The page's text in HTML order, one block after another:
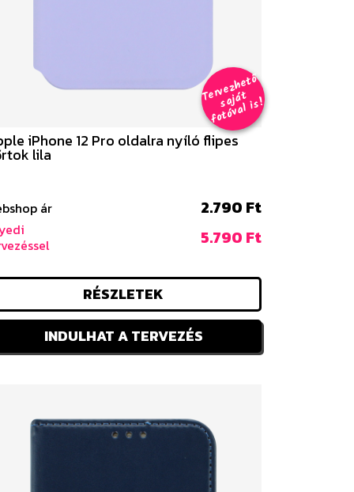
T
er
v
e
z
h
e
t
ő
s
aj
á
t
f
o
t
ó
v
al i
s
!
iPhone 12 Pro oldalra nyíló flipes
lila
ár 2.790 Ft
5.790 Ft
RÉSZLETEK
INDULHAT A TERVEZÉS